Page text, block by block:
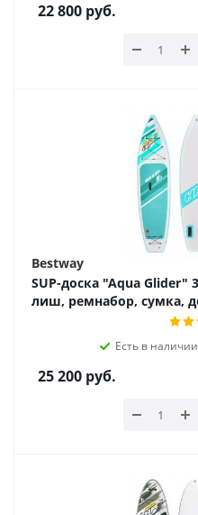
22 800 руб.
Bestway
SUP-доска "Aqua Glider"
лиш, ремнабор, сумка,
Есть в наличии
25 200 руб.